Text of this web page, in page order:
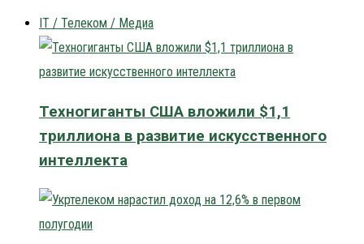
IT / Телеком / Медиа
Техногиганты США вложили $1,1
триллиона в развитие искусственного
интеллекта